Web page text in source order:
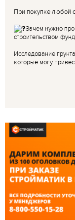
При покупке любой
Зачем нужно
строительством
Исследование
которые могу